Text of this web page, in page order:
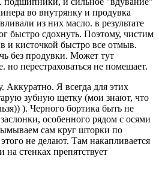
во внутрянку и продувка
из них масло. в результате
быстро сдохнуть. Поэтому, чистим
и кисточкой быстро все отмыв.
без продувки. Может тут
но перестраховаться не помешает.
Аккуратно. Я всегда для этих
зубную щетку (мои знают, что
). Черного бортика быть не
особенного рядом с осями
сам круг шторки по
не делают. Там накапливается
на стенках препятствует